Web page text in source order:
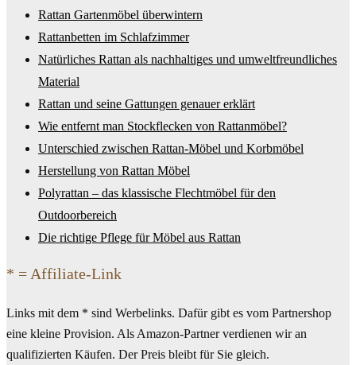
Rattan Gartenmöbel überwintern
Rattanbetten im Schlafzimmer
Natürliches Rattan als nachhaltiges und umweltfreundliches
Material
Rattan und seine Gattungen genauer erklärt
Wie entfernt man Stockflecken von Rattanmöbel?
Unterschied zwischen Rattan-Möbel und Korbmöbel
Herstellung von Rattan Möbel
Polyrattan – das klassische Flechtmöbel für den
Outdoorbereich
Die richtige Pflege für Möbel aus Rattan
* = Affiliate-Link
Links mit dem * sind Werbelinks. Dafür gibt es vom Partnershop
eine kleine Provision. Als Amazon-Partner verdienen wir an
qualifizierten Käufen. Der Preis bleibt für Sie gleich.